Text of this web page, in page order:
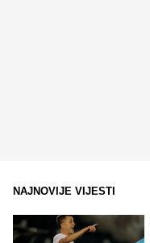
NAJNOVIJE VIJESTI